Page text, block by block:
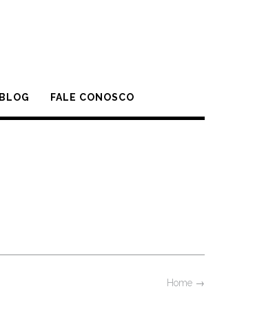
BLOG FALE CONOSCO
Home →